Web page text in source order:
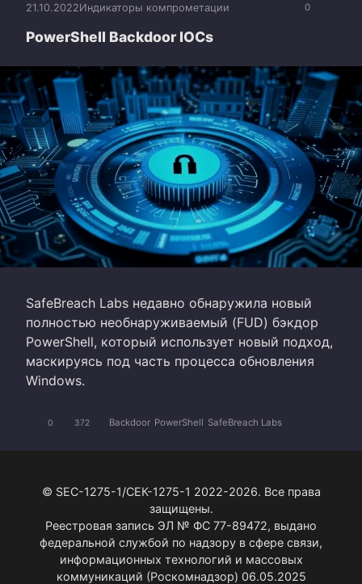
0
21.10.2022Индикаторы компрометации
PowerShell Backdoor IOCs
SafeBreach Labs недавно обнаружила новый
полностью необнаруживаемый (FUD) бэкдор
PowerShell, который использует новый подход,
маскируясь под часть процесса обновления
Windows.
0 372 Backdoor PowerShell SafeBreach Labs
© SEC-1275-1/СЕК-1275-1 2022-2026. Все права
защищены.
Реестровая запись ЭЛ № ФС 77-89472, выдано
федеральной службой по надзору в сфере связи,
информационных технологий и массовых
коммуникаций (Роскомнадзор) 06.05.2025